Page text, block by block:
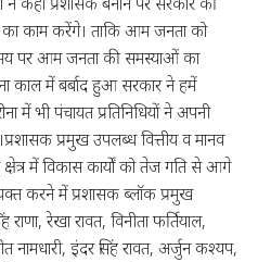
काम करेंगे। ताकि आम जनता को
पर आम जनता की समस्याओं का
काल में बर्बाद हुआ सरकार ने हमें
में भी पंचायत प्रतिनिधियों ने अपनी
प्रमुख उपलब्ध वित्तीय व मानव
में विकास कार्यों को तेज गति से आगे
करने में प्रशासक ब्लॉक प्रमुख
राणा, रेखा रावत, विनीता फर्तियाल,
नामधारी, इंदर सिंह रावत, अर्जुन कश्यप,